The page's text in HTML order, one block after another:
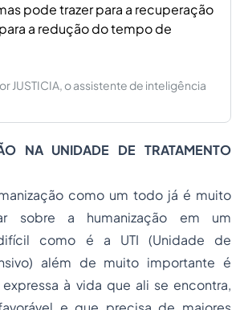
pode trazer para a recuperação
a redução do tempo de
JUSTICIA, o assistente de inteligência
NA UNIDADE DE TRATAMENTO
como um todo já é muito
sobre a humanização em um
como é a UTI (Unidade de
além de muito importante é
à vida que ali se encontra,